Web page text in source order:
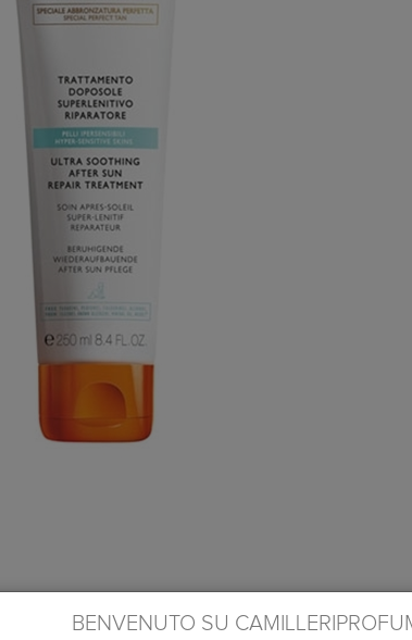
Riparatore: il Trattamento Doposole Superlenitivo
le zone più esposte al sole, sfrutta le eccezionali
BENVENUTO SU